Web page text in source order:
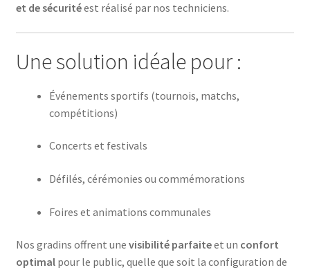
et de sécuritéest réalisé par nos techniciens.
Une solution idéale pour :
Événements sportifs (tournois, matchs,
compétitions)
Concerts et festivals
Défilés, cérémonies ou commémorations
Foires et animations communales
Nos gradins offrent une visibilité parfaiteet un confort
optimalpour le public, quelle que soit la configuration de